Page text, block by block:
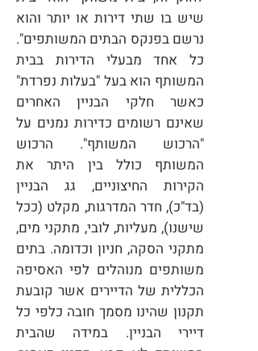
שיש בו שתי דירות או יותר והוא
נרשם בפנקס הבתים המשותפים".
כל אחד מבעלי הדירות בבית
המשותף הוא בעל "בעלות נפרדת"
כאשר חלקי הבניין האחרים
שאינם רשומים כדירות נמנים על
"הרכוש המשותף". הרכוש
המשותף כולל בין היתר את
הקירות החיצוניים, גג הבניין
(בד"כ), חדר המדרגות, מקלט (ככל
שישנו), מעליות, לובי, מתקני מים,
מתקני הסקה, חניון וכדומה. בתים
משותפים מנוהלים לפי האסיפה
הכללית של הדיירים אשר קובעת
תקנון שהינו מסמך חובה כלפי כל
דיירי הבניין. במידה שהבית